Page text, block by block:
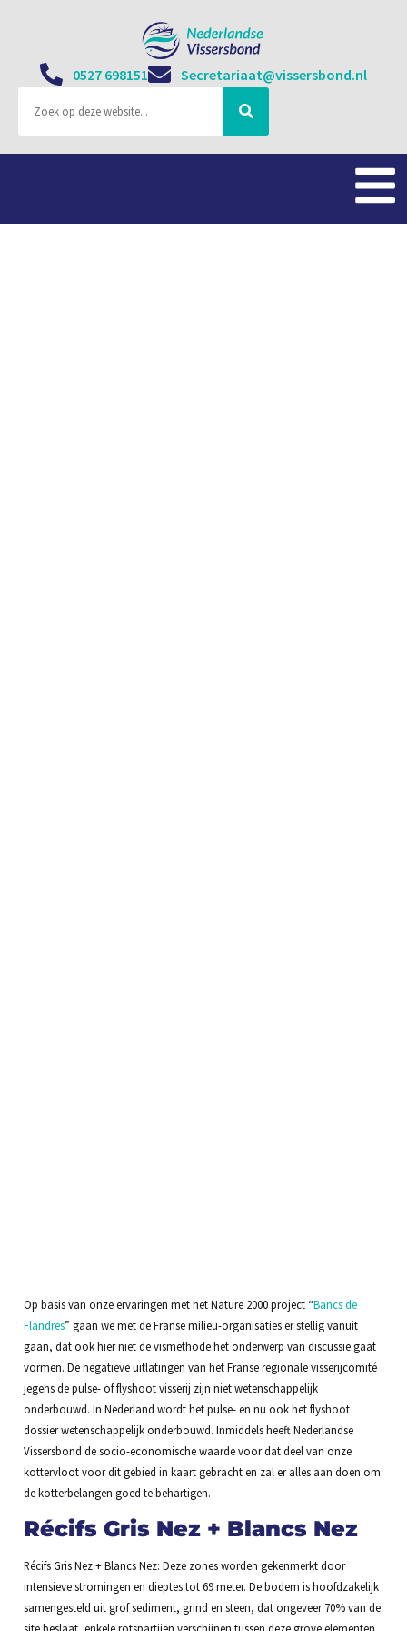
0527 698151 Secretariaat@vissersbond.nl
Op basis van onze ervaringen met het Nature 2000 project “Bancs de
Flandres” gaan we met de Franse milieu-organisaties er stellig vanuit
gaan, dat ook hier niet de vismethode het onderwerp van discussie gaat
vormen. De negatieve uitlatingen van het Franse regionale visserijcomité
jegens de pulse- of flyshoot visserij zijn niet wetenschappelijk
onderbouwd. In Nederland wordt het pulse- en nu ook het flyshoot
dossier wetenschappelijk onderbouwd. Inmiddels heeft Nederlandse
Vissersbond de socio-economische waarde voor dat deel van onze
kottervloot voor dit gebied in kaart gebracht en zal er alles aan doen om
de kotterbelangen goed te behartigen.
Récifs Gris Nez + Blancs Nez
Récifs Gris Nez + Blancs Nez: Deze zones worden gekenmerkt door
intensieve stromingen en dieptes tot 69 meter. De bodem is hoofdzakelijk
samengesteld uit grof sediment, grind en steen, dat ongeveer 70% van de